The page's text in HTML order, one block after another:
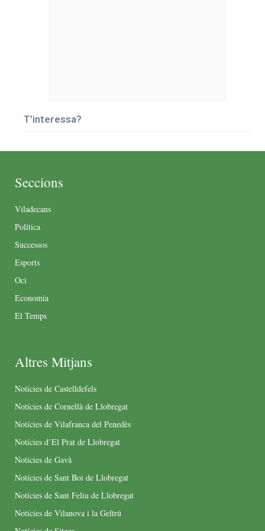
T’interessa?
Seccions
Viladecans
Política
Successos
Esports
Oci
Economia
El Temps
Altres Mitjans
Notícies de Castelldefels
Notícies de Cornellà de Llobregat
Notícies de Vilafranca del Penedès
Notícies d’El Prat de Llobregat
Notícies de Gavà
Notícies de Sant Boi de Llobregat
Notícies de Sant Feliu de Llobregat
Notícies de Vilanova i la Geltrú